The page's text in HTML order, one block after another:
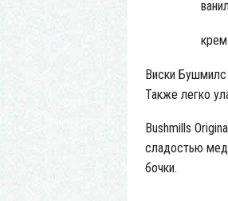
Виски
Также легко
Bushmills
сладостью
бочки.